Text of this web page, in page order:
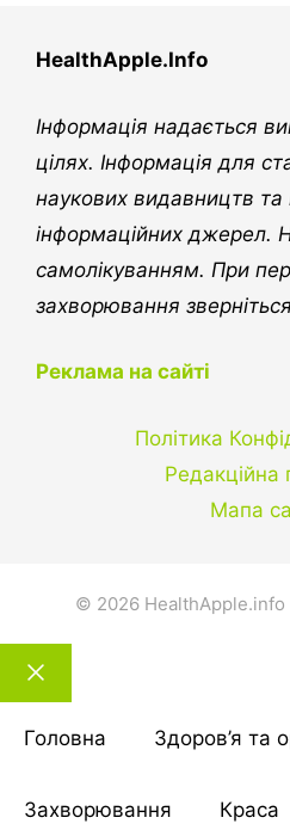
HealthApple.Info
Інформація надається
цілях. Інформація для
наукових видавництв
інформаційних джерел.
самолікуванням. При
захворювання
Реклама на сайті
Політика
Редакційна
Мапа
© 2026 HealthApple.info
Закрити
тему
Головна Здоров’я та
Захворювання Краса